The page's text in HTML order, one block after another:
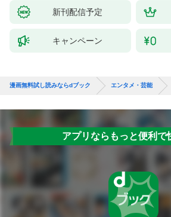
新刊配信予定
キャンペーン
漫画無料試し読みならdブック エンタメ・芸能
アプリならもっと便利で